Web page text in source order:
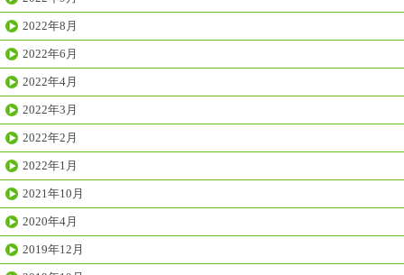
2022年8月
2022年6月
2022年4月
2022年3月
2022年2月
2022年1月
2021年10月
2020年4月
2019年12月